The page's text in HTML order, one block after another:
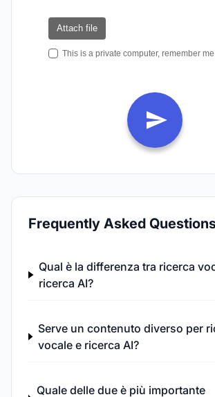
Frequently Asked
Qual è la differenza tra ricerca
ricerca AI?
Serve un contenuto diverso per
vocale e ricerca AI?
Quale delle due è più importante